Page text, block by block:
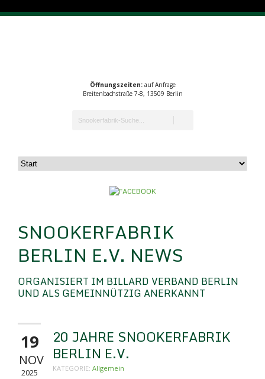
Öffnungszeiten:auf Anfrage
Breitenbachstraße 7-8, 13509 Berlin
SNOOKERFABRIK
BERLIN E.V. NEWS
ORGANISIERT IM BILLARD VERBAND BERLIN
UND ALS GEMEINNÜTZIG ANERKANNT
19
NOV
2025
20 JAHRE SNOOKERFABRIK
BERLIN E.V.
KATEGORIE: Allgemein